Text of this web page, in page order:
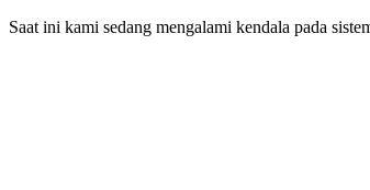
Saat ini kami sedang mengalami kendala pada